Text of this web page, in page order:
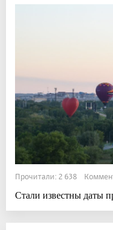
Прочитали: 2 638
Стали известны даты